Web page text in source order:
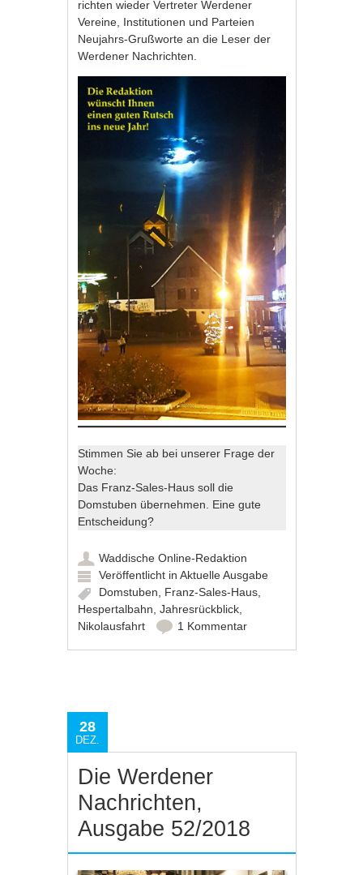
richten wieder Vertreter Werdener
Vereine, Institutionen und Parteien
Neujahrs-Grußworte an die Leser der
Werdener Nachrichten.
Stimmen Sie ab bei unserer Frage der
Woche:
Das Franz-Sales-Haus soll die
Domstuben übernehmen. Eine gute
Entscheidung?
Waddische Online-Redaktion
Veröffentlicht inAktuelle Ausgabe
Domstuben, Franz-Sales-Haus,
Hespertalbahn,Jahresrückblick,
Nikolausfahrt
1 Kommentar
28
DEZ.
Die Werdener
Nachrichten,
Ausgabe 52/2018